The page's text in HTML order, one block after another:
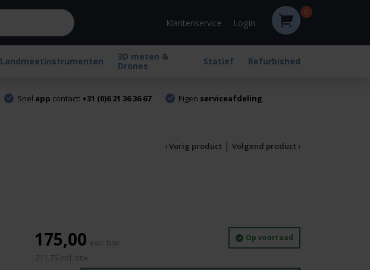
Klantenservice Login
0
Landmeetinstrumenten
3D meten &
Drones
Statief Refurbished
Snel app contact: +31 (0)6 21 36 36 67 Eigen serviceafdeling
‹ Vorig product | Volgend product ›
Op voorraad
211,75 incl. btw
175,00